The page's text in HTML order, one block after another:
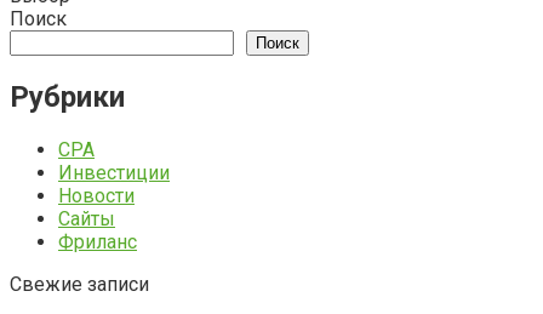
Поиск
Поиск
Рубрики
CPA
Инвестиции
Новости
Сайты
Фриланс
Свежие записи